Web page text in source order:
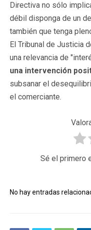
Directiva no sólo
débil disponga de un
también que tenga
El Tribunal de Justicia
una relevancia de
una intervención
subsanar el
el comerciante.
Sé el primero
No hay entradas